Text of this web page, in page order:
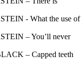
- What the use of
– You’ll never
– Capped teeth